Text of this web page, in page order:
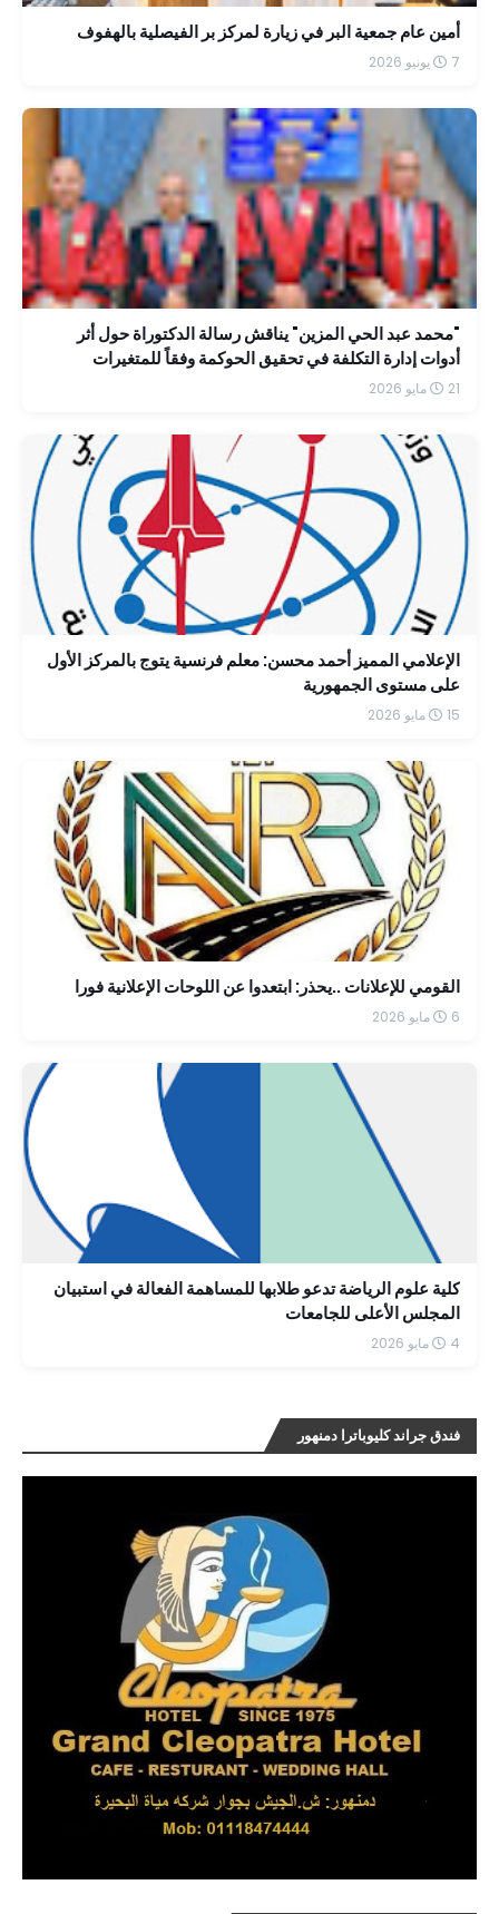
أمين عام جمعية البر في زيارة لمركز بر الفيصلية بالهفوف
7 يونيو 2026
"محمد عبد الحي المزين" يناقش رسالة الدكتوراة حول أثر
أدوات إدارة التكلفة في تحقيق الحوكمة وفقاً للمتغيرات
الضريبية الحديثة
21 مايو 2026
الإعلامي المميز أحمد محسن: معلم فرنسية يتوج بالمركز الأول
على مستوى الجمهورية
15 مايو 2026
القومي للإعلانات ..يحذر: ابتعدوا عن اللوحات الإعلانية فورا
6 مايو 2026
كلية علوم الرياضة تدعو طلابها للمساهمة الفعالة في استبيان
المجلس الأعلى للجامعات
4 مايو 2026
فندق جراند كليوباترا دمنهور